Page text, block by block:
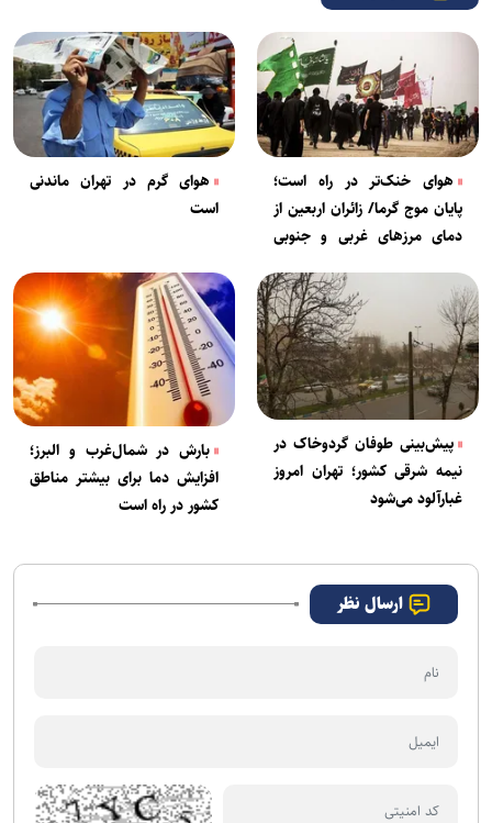
هوای خنک‌تر در راه است؛
پایان موج گرما/ زائران اربعین از
دمای مرز‌های غربی و جنوبی
هوای گرم در تهران ماندنی
است
پیش‌بینی طوفان گردوخاک در
نیمه شرقی کشور؛ تهران امروز
غبارآلود می‌شود
بارش در شمال‌غرب و البرز؛
افزایش دما برای بیشتر مناطق
کشور در راه است
ارسال نظر